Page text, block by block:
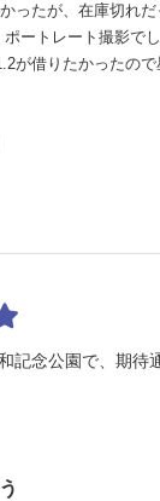
ったが、在庫切れ
ポートレート撮影で
が借りたかったので
記念公園で、期待